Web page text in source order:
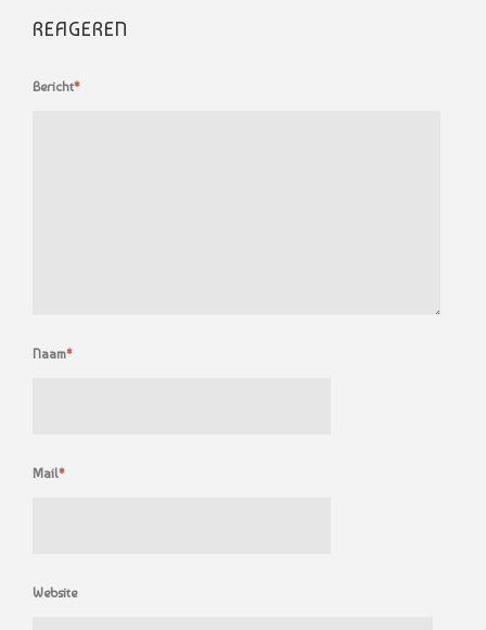
REAGEREN
Bericht*
Naam*
Mail*
Website